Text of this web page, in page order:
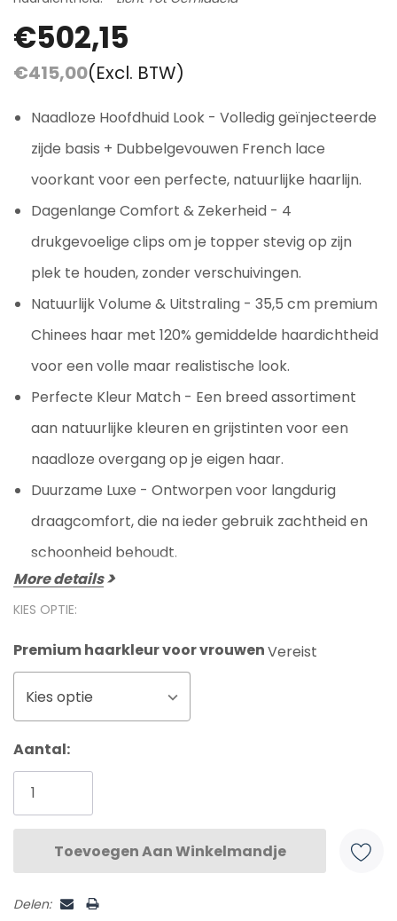
€502,15
€415,00(Excl. BTW)
Naadloze Hoofdhuid Look - Volledig geïnjecteerde
zijde basis + Dubbelgevouwen French lace
voorkant voor een perfecte, natuurlijke haarlijn.
Dagenlange Comfort & Zekerheid - 4
drukgevoelige clips om je topper stevig op zijn
plek te houden, zonder verschuivingen.
Natuurlijk Volume & Uitstraling - 35,5 cm premium
Chinees haar met 120% gemiddelde haardichtheid
voor een volle maar realistische look.
Perfecte Kleur Match - Een breed assortiment
aan natuurlijke kleuren en grijstinten voor een
naadloze overgang op je eigen haar.
Duurzame Luxe - Ontworpen voor langdurig
draagcomfort, die na ieder gebruik zachtheid en
schoonheid behoudt.
More details
KIES OPTIE:
Premium haarkleur voor vrouwenVereist
Kies optie
Huidige
voorraad:
Aantal:
Delen: